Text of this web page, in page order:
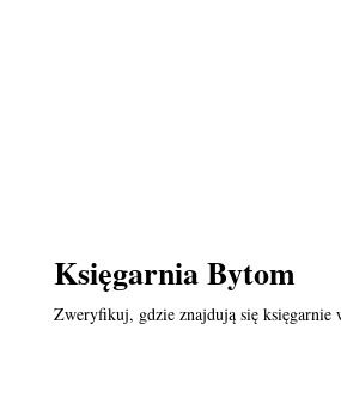
Księgarnia Bytom
Zweryfikuj, gdzie znajdują się księgarnie